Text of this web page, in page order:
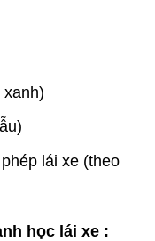
lái xe (theo
học lái xe :